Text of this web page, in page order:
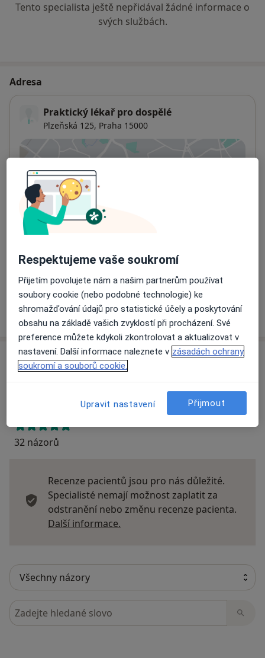
Tento specialista ještě nepřidával žádné informace o
svých službách.
Adresa
Praktický lékař pro dospělé
Plzeňská 125, Praha 15000
Dostupnost
Na této adrese online kalendář není aktivní
Co mám v takové situaci udělat?
Na teto adrese lékař přijímá pacienty na pojišťovnu
Detaily
Víceo adrese
Názory
Přidejte svůj názor
32 názorů
Recenze pacientů jsou pro nás důležité.
Specialisté nemají možnost zaplatit za
odstranění nebo změnu recenze pacienta.
Další informace.
Hledejte v názorech
Respektujeme vaše soukromí
Přijetím povolujete nám a našim partnerům používat
soubory cookie (nebo podobné technologie) ke
shromažďování údajů pro statistické účely a poskytování
obsahu na základě vašich zvyklostí při procházení. Své
preference můžete kdykoli zkontrolovat a aktualizovat v
nastavení. Další informace naleznete v zásadách ochrany
soukromí a souborů cookie.
Upravit nastavení Přijmout